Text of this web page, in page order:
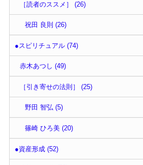
［読者のススメ］ (26)
祝田 良則 (26)
●スピリチュアル (74)
赤木あつし (49)
［引き寄せの法則］ (25)
野田 智弘 (5)
篠崎 ひろ美 (20)
●資産形成 (52)